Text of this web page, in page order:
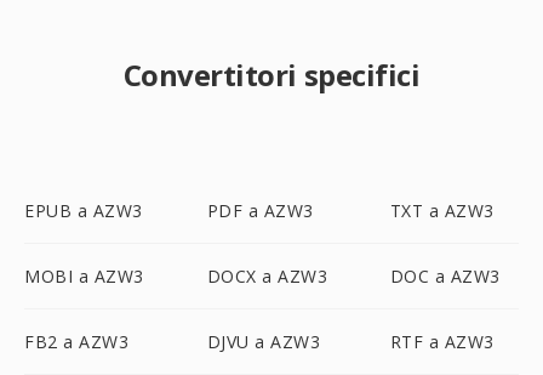
Convertitori specifici
EPUB a AZW3 PDF a AZW3 TXT a AZW3
MOBI a AZW3 DOCX a AZW3 DOC a AZW3
FB2 a AZW3 DJVU a AZW3 RTF a AZW3